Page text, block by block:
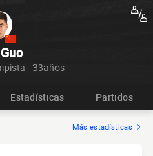
- 33años
Estadísticas Partidos
Más estadísticas